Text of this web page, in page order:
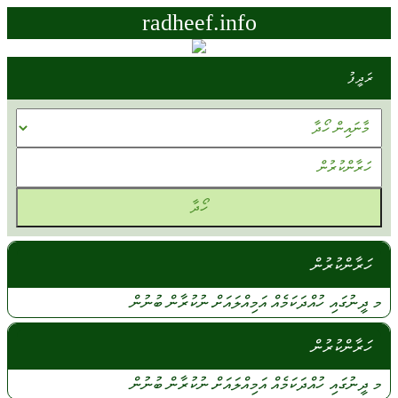
radheef.info
ރަދީފު
ހަރާންކުރުން
މ ދީނުގައި ހުއްދަކަމެއްއަމިއްލައަށްނުކުރާންބުނުން
ހަރާންކުރުން
މ ދީނުގައި ހުއްދަކަމެއްއަމިއްލައަށްނުކުރާންބުނުން